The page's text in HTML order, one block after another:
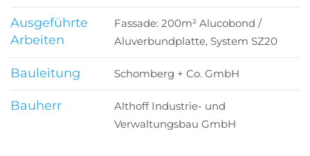
Ausgeführte
Arbeiten
Fassade: 200m² Alucobond /
Aluverbundplatte, System SZ20
Bau­leitung Schomberg + Co. GmbH
Bauherr
Althoff Industrie- und
Verwaltungsbau GmbH